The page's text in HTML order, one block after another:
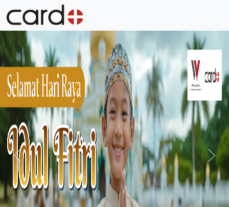
Previous Next